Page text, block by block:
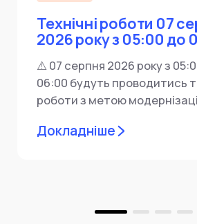
Технічні роботи 07
2026 року з 05:00 до
⚠️ 07 серпня 2026 року з
06:00 будуть проводитись
роботи з метою
Докладніше